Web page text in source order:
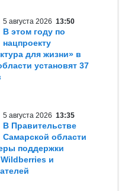
5 августа 2026 13:50
В этом году по
нацпроекту
для жизни» в
установят 37
5 августа 2026 13:35
В Правительстве
Самарской области
поддержки
и